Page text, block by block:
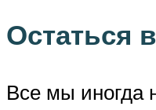
Остаться
Все мы иногда